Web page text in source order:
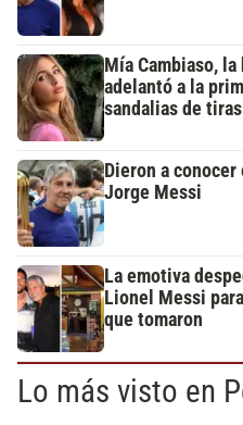
Mía Cambiaso,
adelantó a la
sandalias de tiras
Dieron a
Jorge Messi
La emotiva
Lionel Messi
que tomaron
Lo más visto en